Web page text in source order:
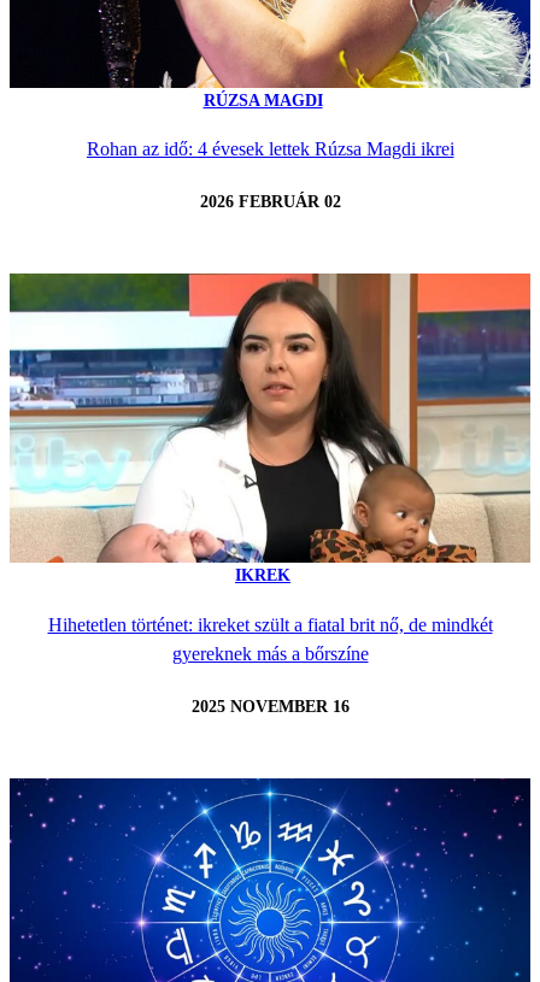
RÚZSA MAGDI
Rohan az idő: 4 évesek lettek Rúzsa Magdi ikrei
2026 FEBRUÁR 02
IKREK
Hihetetlen történet: ikreket szült a fiatal brit nő, de mindkét
gyereknek más a bőrszíne
2025 NOVEMBER 16